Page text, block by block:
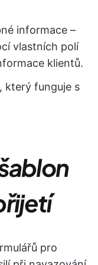
informace –
vlastních polí
klientů.
který funguje s
pro